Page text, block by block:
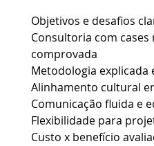
Objetivos e desafios
Consultoria com
comprovada
Metodologia explicada
Alinhamento cultural
Comunicação fluida e
Flexibilidade para
Custo x benefício